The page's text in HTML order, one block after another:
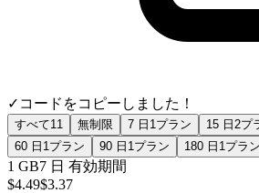
✓ コードをコピーしました！
すべて11 無制限 7 日 1 プラン 15 日 2プ
60 日 1 プラン 90 日 1 プラン 180 日 1 プラン
1 GB7 日 有効期間
$4.49$3.37